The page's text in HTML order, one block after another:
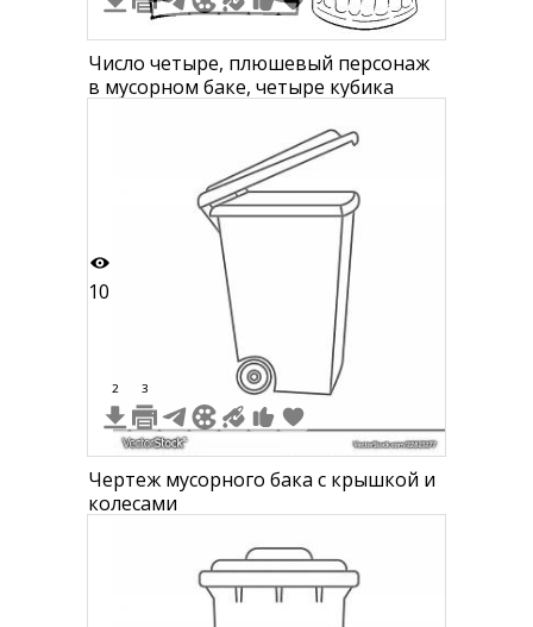
Число четыре, плюшевый персонаж
в мусорном баке, четыре кубика
10
2 3
Чертеж мусорного бака с крышкой и
колесами